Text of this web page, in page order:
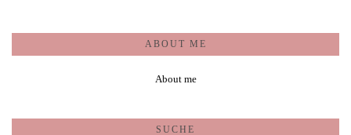
ABOUT ME
About me
SUCHE